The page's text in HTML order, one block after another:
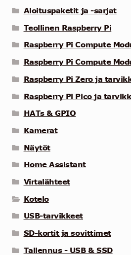
Aloituspaketit ja -sarjat
Teollinen Raspberry Pi
Raspberry Pi Compute
Raspberry Pi Compute
Raspberry Pi Zero ja
Raspberry Pi Pico ja
HATs & GPIO
Kamerat
Näytöt
Home Assistant
Virtalähteet
Kotelo
USB-tarvikkeet
SD-kortit ja sovittimet
Tallennus - USB & SSD